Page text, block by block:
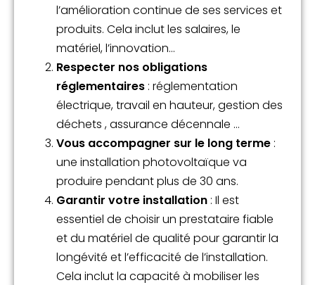
l’amélioration continue de ses services et
produits. Cela inclut les salaires, le
matériel, l’innovation…
Respecter nos obligations
réglementaires : réglementation
électrique, travail en hauteur, gestion des
déchets , assurance décennale …
Vous accompagner sur le long terme :
une installation photovoltaïque va
produire pendant plus de 30 ans.
Garantir votre installation : Il est
essentiel de choisir un prestataire fiable
et du matériel de qualité pour garantir la
longévité et l’efficacité de l’installation.
Cela inclut la capacité à mobiliser les